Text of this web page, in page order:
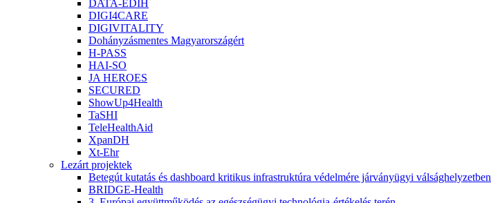
DATA-EDIH
DIGI4CARE
DIGIVITALITY
Dohányzásmentes Magyarországért
H-PASS
HAI-SO
JA HEROES
SECURED
ShowUp4Health
TaSHI
TeleHealthAid
XpanDH
Xt-Ehr
Lezárt projektek
Betegút kutatás és dashboard kritikus infrastruktúra védelmére járványügyi válsághelyzetben
BRIDGE-Health